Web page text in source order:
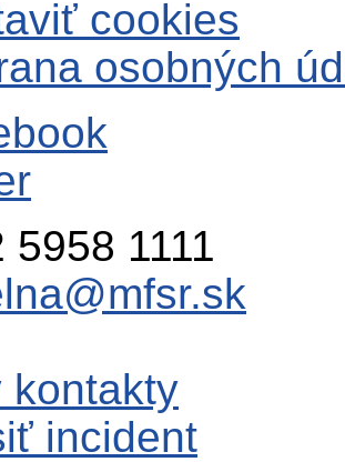
cookies
osobných
5958 1111
kontakty
incident